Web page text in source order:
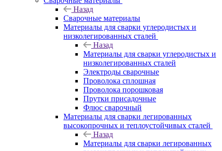
Назад
Сварочные материалы
Материалы для сварки углеродистых и
низколегированных сталей
Назад
Материалы для сварки углеродистых и
низколегированных сталей
Электроды сварочные
Проволока сплошная
Проволока порошковая
Прутки присадочные
Флюс сварочный
Материалы для сварки легированных
высокопрочных и теплоустойчивых сталей
Назад
Материалы для сварки легированных